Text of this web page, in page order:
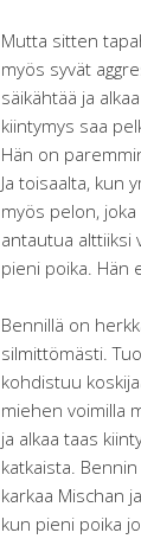
Mutta sitten
myös syvät
säikähtää ja
kiintymys saa
Hän on
Ja toisaalta, kun
myös pelon,
antautua alttiiksi
pieni poika. Hän
Bennillä on
silmittömästi.
kohdistuu
miehen voimilla
ja alkaa taas
katkaista.
karkaa Mischan
kun pieni poika